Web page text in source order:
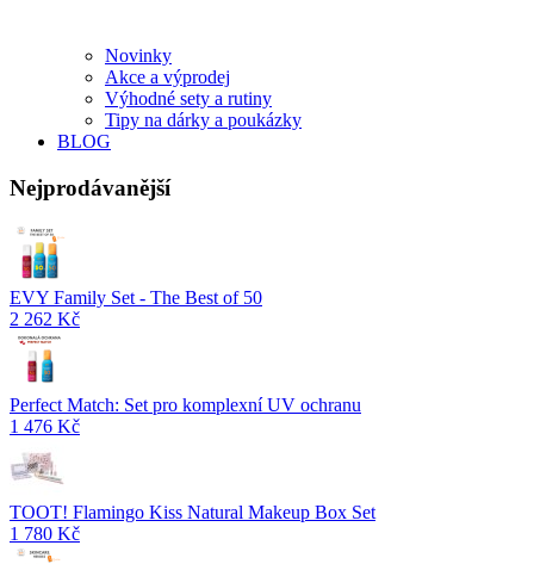
Novinky
Akce a výprodej
Výhodné sety a rutiny
Tipy na dárky a poukázky
BLOG
Nejprodávanější
EVY Family Set - The Best of 50
2 262 Kč
Perfect Match: Set pro komplexní UV ochranu
1 476 Kč
TOOT! Flamingo Kiss Natural Makeup Box Set
1 780 Kč